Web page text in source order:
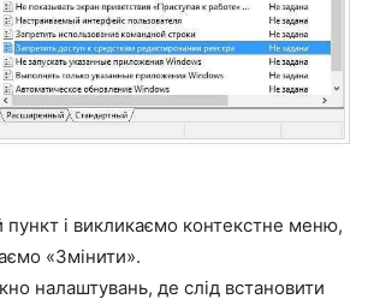
пункт і викликаємо контекстне меню,
«Змінити».
налаштувань, де слід встановити